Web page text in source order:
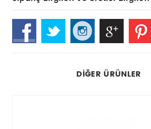
DIĞER ÜRÜNLER